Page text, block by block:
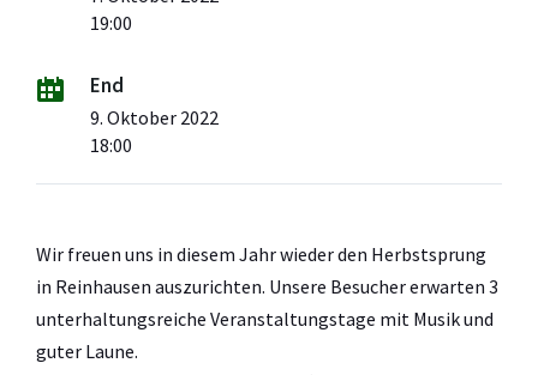
19:00
End
9. Oktober 2022
18:00
Wir freuen uns in diesem Jahr wieder den Herbstsprung
in Reinhausen auszurichten. Unsere Besucher erwarten 3
unterhaltungsreiche Veranstaltungstage mit Musik und
guter Laune.